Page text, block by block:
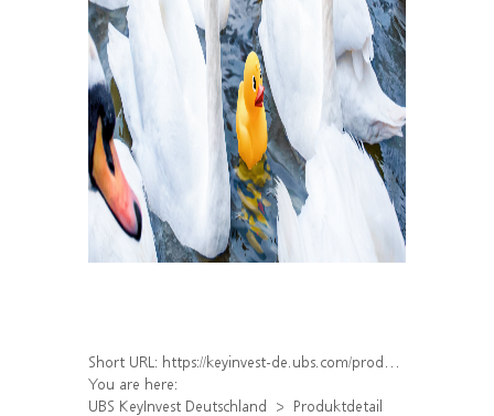
Short URL: https://keyinvest-de.ubs.com/produkt/detail/index/isin/DE000WA5WH58
You are here:
UBS KeyInvest Deutschland
Produktdetail